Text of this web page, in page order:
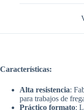
Características:
Alta resistencia:
para trabajos de
Práctico formato: